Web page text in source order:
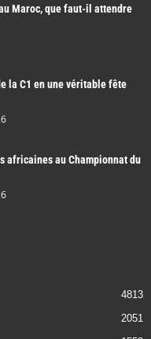
Maroc, que faut-il attendre
la C1 en une véritable fête
africaines au Championnat du
4813
2051